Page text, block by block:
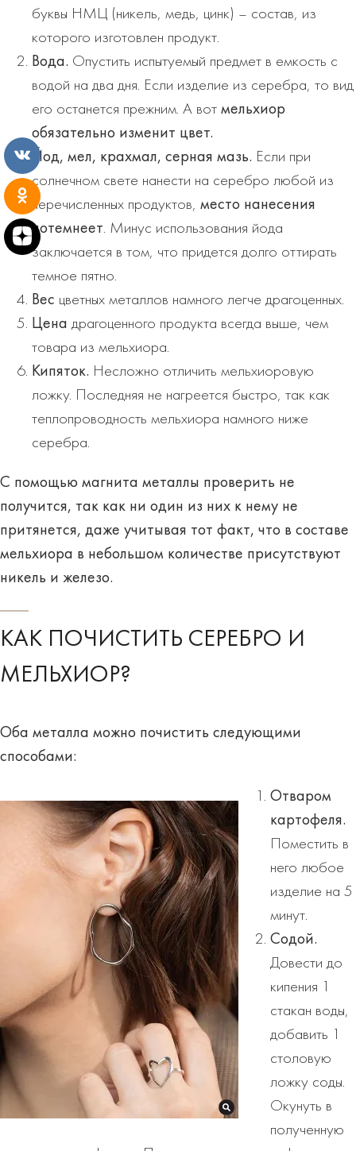
буквы НМЦ (никель, медь, цинк) – состав, из
которого изготовлен продукт.
Вода. Опустить испытуемый предмет в емкость с
водой на два дня. Если изделие из серебра, то вид
его останется прежним. А вот мельхиор
обязательно изменит цвет.
Йод, мел, крахмал, серная мазь. Если при
солнечном свете нанести на серебро любой из
перечисленных продуктов, место нанесения
потемнеет. Минус использования йода
заключается в том, что придется долго оттирать
темное пятно.
Вес цветных металлов намного легче драгоценных.
Цена драгоценного продукта всегда выше, чем
товара из мельхиора.
Кипяток. Несложно отличить мельхиоровую
ложку. Последняя не нагреется быстро, так как
теплопроводность мельхиора намного ниже
серебра.
С помощью магнита металлы проверить не
получится, так как ни один из них к нему не
притянется, даже учитывая тот факт, что в составе
мельхиора в небольшом количестве присутствуют
никель и железо.
КАК ПОЧИСТИТЬ СЕРЕБРО И
МЕЛЬХИОР?
Оба металла можно почистить следующими
способами:
Отваром
картофеля.
Поместить в
него любое
изделие на 5
минут.
Содой.
Довести до
кипения 1
стакан воды,
добавить 1
столовую
ложку соды.
Окунуть в
полученную